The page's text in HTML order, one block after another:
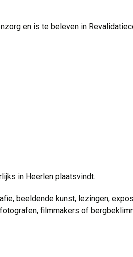
en is te beleven in
in Heerlen plaatsvindt.
beeldende kunst, lezingen,
filmmakers of